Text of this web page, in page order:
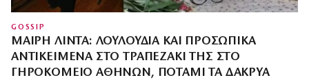
GOSSIP
ΜΑΊΡΗ ΛΊΝΤΑ: ΛΟΥΛΟΎΔΙΑ ΚΑΙ ΠΡΟΣΩΠΙΚΆ
ΑΝΤΙΚΕΊΜΕΝΑ ΣΤΟ ΤΡΑΠΕΖΆΚΙ ΤΗΣ ΣΤΟ
ΓΗΡΟΚΟΜΕΊΟ ΑΘΗΝΏΝ, ΠΟΤΆΜΙ ΤΑ ΔΆΚΡΥΑ